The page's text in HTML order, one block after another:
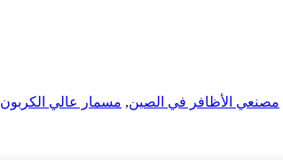
مصنعي الأظافر في الصين, مسمار عالي الكربون